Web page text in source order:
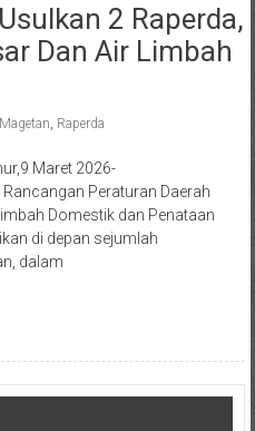
2 Raperda,
Dan Air Limbah
Raperda
Maret 2026-
Peraturan Daerah
Domestik dan Penataan
di depan sejumlah
dalam